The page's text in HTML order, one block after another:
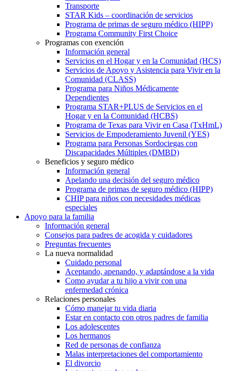
Transporte
STAR Kids – coordinación de servicios
Programa de primas de seguro médico (HIPP)
Programa Community First Choice
Programas con exención
Información general
Servicios en el Hogar y en la Comunidad (HCS)
Servicios de Apoyo y Asistencia para Vivir en la
Comunidad (CLASS)
Programa para Niños Médicamente
Dependientes
Programa STAR+PLUS de Servicios en el
Hogar y en la Comunidad (HCBS)
Programa de Texas para Vivir en Casa (TxHmL)
Servicios de Empoderamiento Juvenil (YES)
Programa para Personas Sordociegas con
Discapacidades Múltiples (DMBD)
Beneficios y seguro médico
Información general
Apelando una decisión del seguro médico
Programa de primas de seguro médico (HIPP)
CHIP para niños con necesidades médicas
especiales
Apoyo para la familia
Información general
Consejos para padres de acogida y cuidadores
Preguntas frecuentes
La nueva normalidad
Cuidado personal
Aceptando, apenando, y adaptándose a la vida
Como ayudar a tu hijo a vivir con una
enfermedad crónica
Relaciones personales
Cómo manejar tu vida diaria
Estar en contacto con otros padres de familia
Los adolescentes
Los hermanos
Red de personas de confianza
Malas interpretaciones del comportamiento
El divorcio